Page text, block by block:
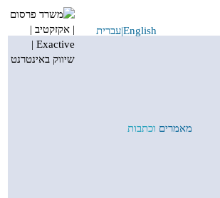
עברית|English
שירותים
מאמרים וכתבות